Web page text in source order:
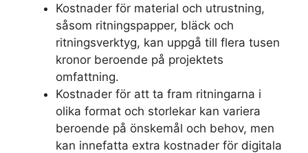
Kostnader för material och utrustning,
såsom ritningspapper, bläck och
ritningsverktyg, kan uppgå till flera tusen
kronor beroende på projektets
omfattning.
Kostnader för att ta fram ritningarna i
olika format och storlekar kan variera
beroende på önskemål och behov, men
kan innefatta extra kostnader för digitala